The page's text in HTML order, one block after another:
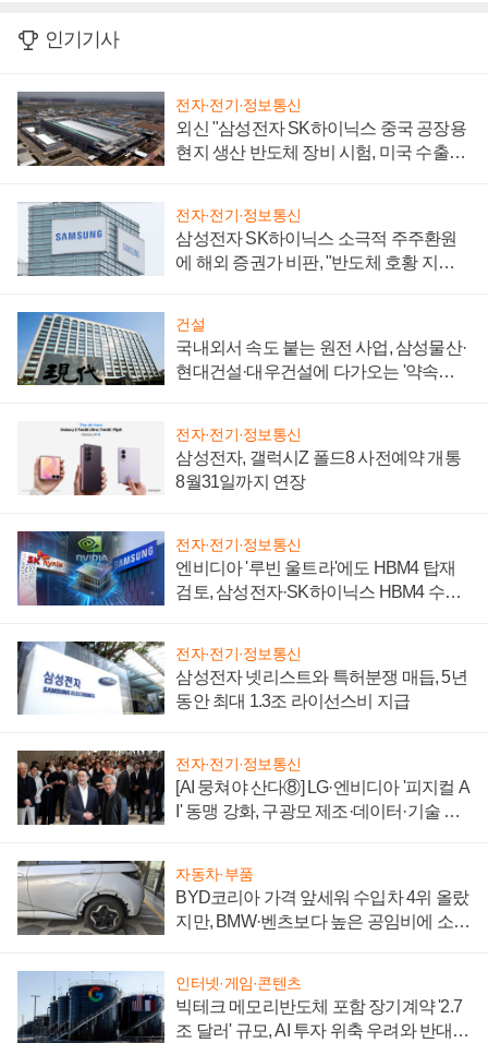
인기기사
전자·전기·정보통신
외신 "삼성전자 SK하이닉스 중국 공장용
현지 생산 반도체 장비 시험, 미국 수출통
전자·전기·정보통신
삼성전자 SK하이닉스 소극적 주주환원
에 해외 증권가 비판, "반도체 호황 지속
건설
국내외서 속도 붙는 원전 사업, 삼성물산·
현대건설·대우건설에 다가오는 '약속의
전자·전기·정보통신
삼성전자, 갤럭시Z 폴드8 사전예약 개통
8월31일까지 연장
전자·전기·정보통신
엔비디아 '루빈 울트라'에도 HBM4 탑재
검토, 삼성전자·SK하이닉스 HBM4 수율
전자·전기·정보통신
삼성전자 넷리스트와 특허분쟁 매듭, 5년
동안 최대 1.3조 라이선스비 지급
전자·전기·정보통신
[AI 뭉쳐야 산다⑧] LG·엔비디아 '피지컬 A
I' 동맹 강화, 구광모 제조·데이터·기술 결
자동차·부품
BYD코리아 가격 앞세워 수입차 4위 올랐
지만, BMW·벤츠보다 높은 공임비에 소비
인터넷·게임·콘텐츠
빅테크 메모리반도체 포함 장기계약 '2.7
조 달러' 규모, AI 투자 위축 우려와 반대